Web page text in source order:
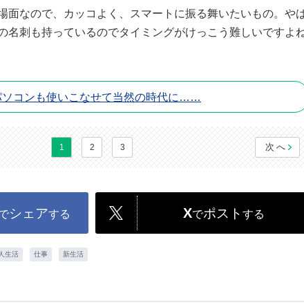
面なので、カッコよく、スマートに振る舞いたいもの。や
名刺も持っているのでタイミングがけっこう難しいですよね
ソコンも使いこなせて当然の時代に……
1 2 3 次へ
シェアする Xでポスト する
生活 仕事 新生活